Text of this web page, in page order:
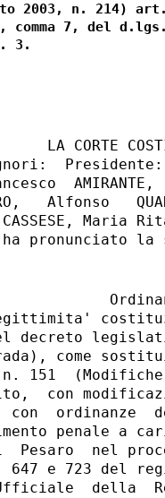
2003, n. 214)
comma 7, del
LA CORTE
AMIRANTE,
Alfonso
Maria
decreto
come
n. 151
con
con  ordinanze
penale a
Pesaro  nel
e 723 del
della